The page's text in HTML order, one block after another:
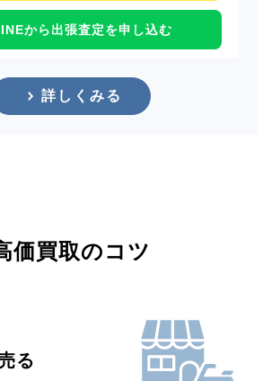
から出張査定を申し込む
詳しくみる
価買取のコツ
る